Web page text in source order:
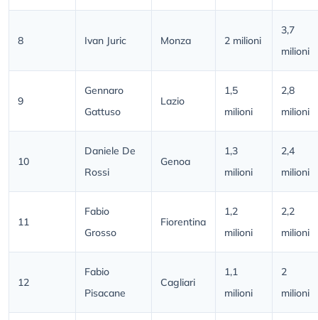
8 Ivan Juric Monza 2 milioni
3,7
milioni
9
Gennaro
Gattuso
Lazio
1,5
milioni
2,8
milioni
10
Daniele De
Rossi
Genoa
1,3
milioni
2,4
milioni
11
Fabio
Grosso
Fiorentina
1,2
milioni
2,2
milioni
12
Fabio
Pisacane
Cagliari
1,1
milioni
2
milioni